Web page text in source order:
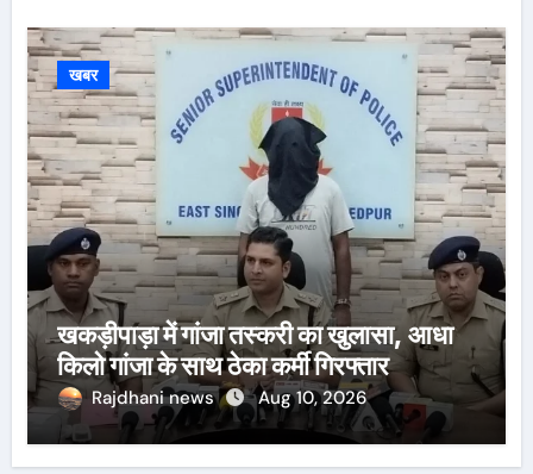
खबर
खकड़ीपाड़ा में गांजा तस्करी का खुलासा, आधा
किलो गांजा के साथ ठेका कर्मी गिरफ्तार
Rajdhani news Aug 10, 2026